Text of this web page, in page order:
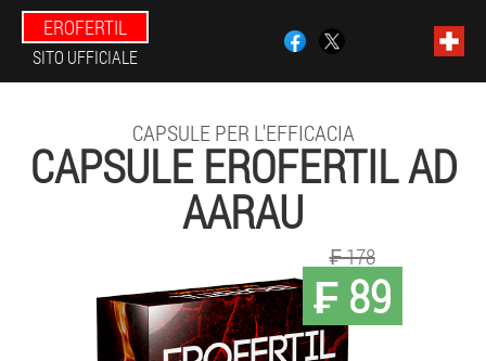
EROFERTIL
SITO UFFICIALE
CAPSULE PER L'EFFICACIA
CAPSULE EROFERTIL AD
AARAU
₣ 89
₣ 178